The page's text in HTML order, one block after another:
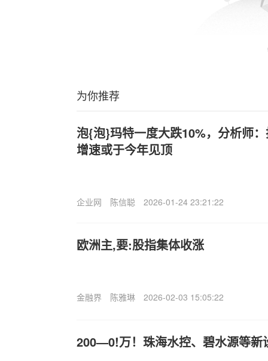
为你推荐
泡{泡}玛特一度大跌10%，分析师
增速或于今年见顶
企业网 陈信聪 2026-01-24 23:21:22
欧洲主,要:股指集体收涨
金融界 陈雅琳 2026-02-03 15:05:22
200—0!万！珠海水控、碧水源等新